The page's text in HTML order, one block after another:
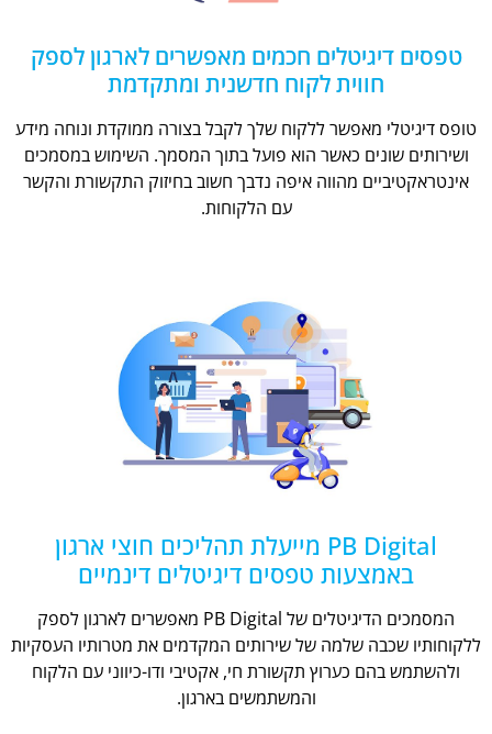
טפסים דיגיטלים חכמים מאפשרים לארגון לספק
חווית לקוח חדשנית ומתקדמת
טופס דיגיטלי מאפשר ללקוח שלך לקבל בצורה ממוקדת ונוחה מידע
ושירותים שונים כאשר הוא פועל בתוך המסמך. השימוש במסמכים
אינטראקטיביים מהווה איפה נדבך חשוב בחיזוק התקשורת והקשר
עם הלקוחות.
PB Digital מייעלת תהליכים חוצי ארגון
באמצעות טפסים דיגיטלים דינמיים
המסמכים הדיגיטלים של PB Digital מאפשרים לארגון לספק
ללקוחותיו שכבה שלמה של שירותים המקדמים את מטרותיו העסקיות
ולהשתמש בהם כערוץ תקשורת חי, אקטיבי ודו-כיווני עם הלקוח
והמשתמשים בארגון.